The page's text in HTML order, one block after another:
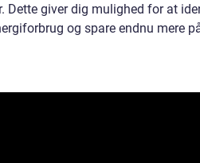
Dette giver dig mulighed for at
og spare endnu mere